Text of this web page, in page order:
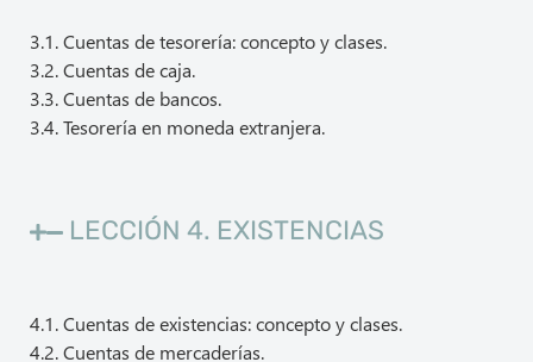
3.1. Cuentas de tesorería: concepto y clases.
3.2. Cuentas de caja.
3.3. Cuentas de bancos.
3.4. Tesorería en moneda extranjera.
LECCIÓN 4. EXISTENCIAS
4.1. Cuentas de existencias: concepto y clases.
4.2. Cuentas de mercaderías.